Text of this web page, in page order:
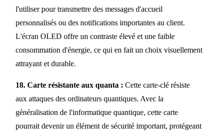
l'utiliser pour transmettre des messages d'accueil
personnalisés ou des notifications importantes au client.
L'écran OLED offre un contraste élevé et une faible
consommation d'énergie, ce qui en fait un choix visuellement
attrayant et durable.
18. Carte résistante aux quanta : Cette carte-clé résiste
aux attaques des ordinateurs quantiques. Avec la
généralisation de l'informatique quantique, cette carte
pourrait devenir un élément de sécurité important, protégeant